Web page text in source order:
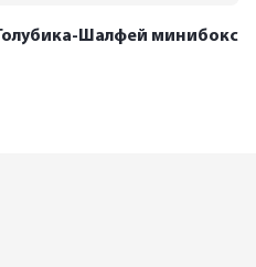
Шалфей минибокс